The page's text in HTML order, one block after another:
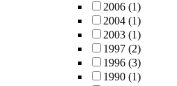
2006 (1)
2004 (1)
2003 (1)
1997 (2)
1996 (3)
1990 (1)